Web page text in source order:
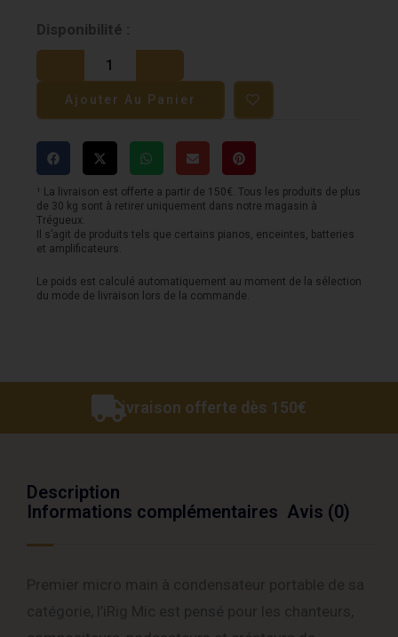
Disponibilité :
quantité
de
IK
Multimedia
Mic
Ajouter Au Panier
¹ La livraison est offerte a partir de 150€. Tous les produits de plus
de 30 kg sont à retirer uniquement dans notre magasin à
Trégueux.
Il s’agit de produits tels que certains pianos, enceintes, batteries
et amplificateurs.
Le poids est calculé automatiquement au moment de la sélection
du mode de livraison lors de la commande.
Livraison offerte dès 150€
Description
Informations complémentaires Avis (0)